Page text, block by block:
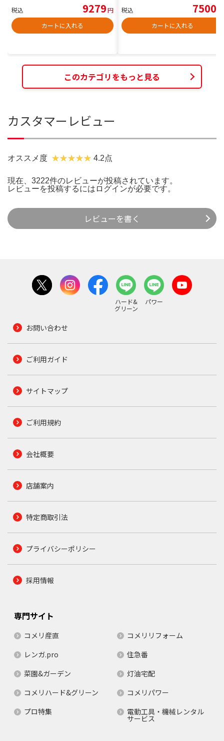
税込 9279円
カートに入れる
税込 7500
カートに入れる
このカテゴリをもっと見る
カスタマーレビュー
オススメ度 4.2点
現在、3222件のレビューが投稿されています。
レビューを投稿するには ログインが必要です。
レビューを書く
ハード&
グリーン
パワー
お問い合わせ
ご利用ガイド
サイトマップ
ご利用規約
会社概要
店舗案内
特定商取引法
プライバシーポリシー
採用情報
専門サイト
コメリ産直
コメリリフォーム
レンガ.pro
住急番
菜園&ガーデン
灯油宅配
コメリハード&グリーン
コメリパワー
プロ特集
電動工具・機械レンタル
サービス